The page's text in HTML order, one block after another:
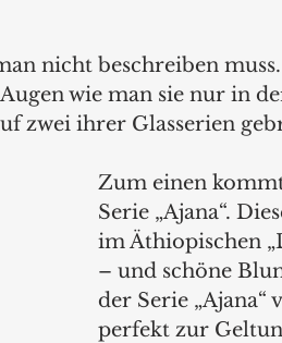
nicht beschreiben
wie man sie nur in
zwei ihrer Glasserien
Zum einen
Serie „Ajana“.
im Äthiopischen
– und schöne
der Serie „Ajana“
perfekt zur